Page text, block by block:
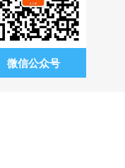
微信公众号